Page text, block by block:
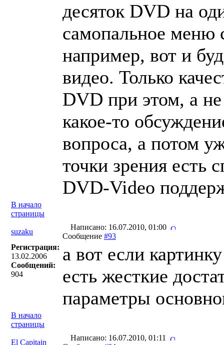
десяток DVD на
самопальное
например, вот и
видео. Только
DVD при этом, а
какое-то
вопроса, а потом
точки зрения есть
DVD-Video
В начало
страницы
suzaku
Написано: 16.07.2010, 01:00
Сообщение #93
Регистрация:
13.02.2006
Сообщений:
904
а вот если
есть жесткие
параметры
В начало
страницы
El Capitain
Написано: 16.07.2010, 01:11